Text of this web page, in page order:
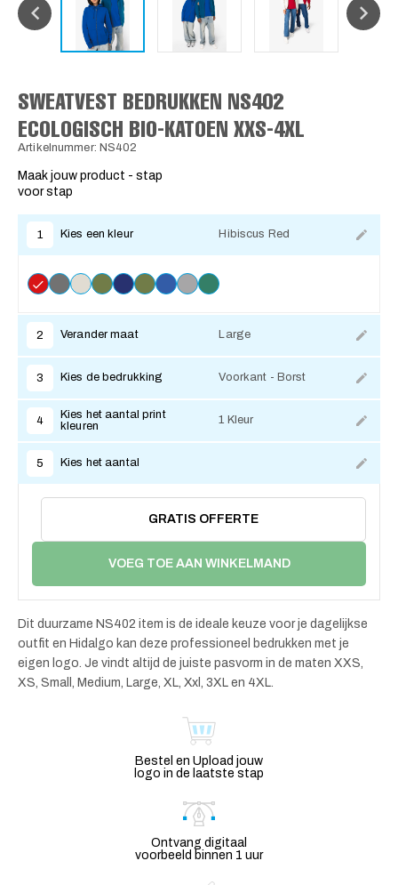
SWEATVEST BEDRUKKEN NS402
ECOLOGISCH BIO-KATOEN XXS-4XL
Artikelnummer: NS402
Maak jouw product - stap
voor stap
1 Kies een kleur Hibiscus Red
2 Verander maat Large
3 Kies de bedrukking Voorkant - Borst
4
Kies het aantal print
kleuren
1 Kleur
5 Kies het aantal
GRATIS OFFERTE
VOEG TOE AAN WINKELMAND
Dit duurzame NS402 item is de ideale keuze voor je dagelijkse
outfit en Hidalgo kan deze professioneel bedrukken met je
eigen logo. Je vindt altijd de juiste pasvorm in de maten XXS,
XS, Small, Medium, Large, XL, Xxl, 3XL en 4XL.
Bestel en Upload jouw
logo in de laatste stap
Ontvang digitaal
voorbeeld binnen 1 uur